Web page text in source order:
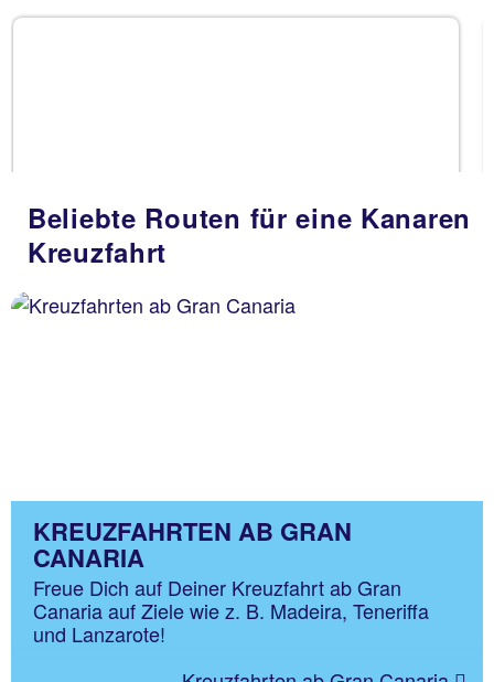
Beliebte Routen für eine Kanaren
Kreuzfahrt
KREUZFAHRTEN AB GRAN
CANARIA
Freue Dich auf Deiner Kreuzfahrt ab Gran
Canaria auf Ziele wie z. B. Madeira, Teneriffa
und Lanzarote!